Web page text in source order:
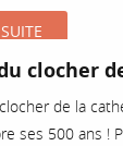
clocher
de la
ses 500 ans !